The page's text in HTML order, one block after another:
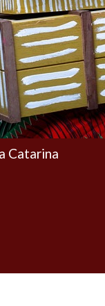
Catarina